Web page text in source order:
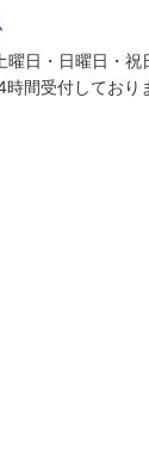
日・日曜日・祝
間受付しており